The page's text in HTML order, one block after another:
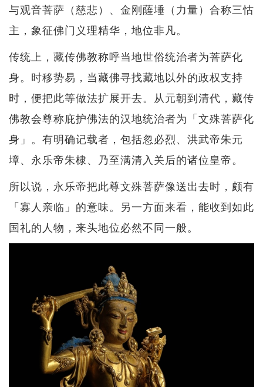
与观音菩萨（慈悲）、金刚薩埵（力量）合称三怙
主，象征佛门义理精华，地位非凡。
传统上，藏传佛教称呼当地世俗统治者为菩萨化
身。时移势易，当藏佛寻找藏地以外的政权支持
时，便把此等做法扩展开去。从元朝到清代，藏传
佛教会尊称庇护佛法的汉地统治者为「文殊菩萨化
身」。有明确记载者，包括忽必烈、洪武帝朱元
墇、永乐帝朱棣、乃至满清入关后的诸位皇帝。
所以说，永乐帝把此尊文殊菩萨像送出去时，颇有
「寡人亲临」的意味。另一方面来看，能收到如此
国礼的人物，来头地位必然不同一般。